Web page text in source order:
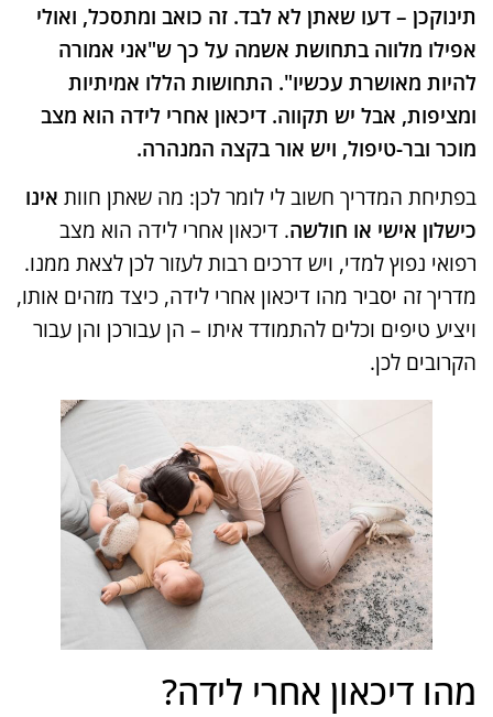
תינוקכן – דעו שאתן לא לבד. זה כואב ומתסכל, ואולי
אפילו מלווה בתחושת אשמה על כך ש"אני אמורה
להיות מאושרת עכשיו". התחושות הללו אמיתיות
ומציפות, אבל יש תקווה. דיכאון אחרי לידה הוא מצב
מוכר ובר-טיפול, ויש אור בקצה המנהרה.
בפתיחת המדריך חשוב לי לומר לכן: מה שאתן חוות אינו
כישלון אישי או חולשה. דיכאון אחרי לידה הוא מצב
רפואי נפוץ למדי, ויש דרכים רבות לעזור לכן לצאת ממנו.
מדריך זה יסביר מהו דיכאון אחרי לידה, כיצד מזהים אותו,
ויציע טיפים וכלים להתמודד איתו – הן עבורכן והן עבור
הקרובים לכן.
מהו דיכאון אחרי לידה?